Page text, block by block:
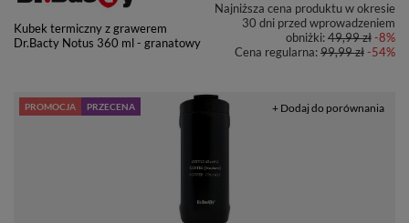
Kubek termiczny z grawerem
Dr.Bacty Notus 360 ml - granatowy
Najniższa cena produktu w okresie
30 dni przed wprowadzeniem
obniżki:49,99 zł-8%
Cena regularna:99,99 zł-54%
PROMOCJA PRZECENA + Dodaj do porównania